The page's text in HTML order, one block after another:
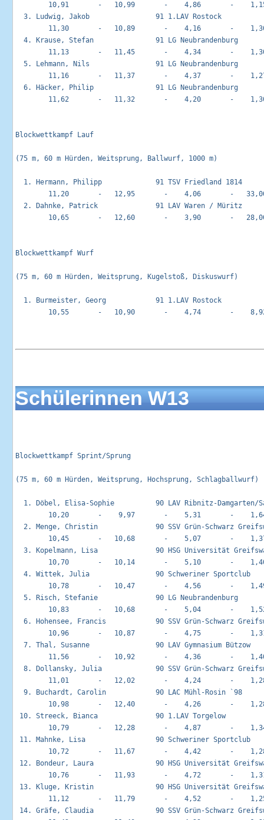
10,91       -   10,99       -    4,86       -
3. Ludwig, Jakob                91 1.LAV Rostock
11,30       -   10,89       -    4,16       -
4. Krause, Stefan               91 LG Neubrandenburg
11,13       -   11,45       -    4,34       -
5. Lehmann, Nils                91 LG Neubrandenburg
11,16       -   11,37       -    4,37       -
6. Häcker, Philip               91 LG Neubrandenburg
11,62       -   11,32       -    4,20       -
Blockwettkampf Lauf
(75 m, 60 m Hürden, Weitsprung, Ballwurf, 1000 m)
1. Hermann, Philipp             91 TSV Friedland 1814
11,20       -   12,95       -    4,06       -
2. Dahnke, Patrick              91 LAV Waren / Müritz
10,65       -   12,60       -    3,90       -
Blockwettkampf Wurf
(75 m, 60 m Hürden, Weitsprung, Kugelstoß, Diskuswurf)
1. Burmeister, Georg            91 1.LAV Rostock
10,55       -   10,90       -    4,74       -
Schülerinnen W13
Blockwettkampf Sprint/Sprung
(75 m, 60 m Hürden, Weitsprung, Hochsprung, Schlagballwurf)
1. Döbel, Elisa-Sophie          90 LAV Ribnitz-Damgarten/
10,20       -    9,97       -    5,31       -
2. Menge, Christin              90 SSV Grün-Schwarz
10,45       -   10,68       -    5,07       -
3. Kopelmann, Lisa              90 HSG Universität
10,70       -   10,14       -    5,10       -
4. Wittek, Julia                90 Schweriner Sportclub
10,78       -   10,47       -    4,56       -
5. Risch, Stefanie              90 LG Neubrandenburg
10,83       -   10,68       -    5,04       -
6. Hohensee, Francis            90 SSV Grün-Schwarz
10,96       -   10,87       -    4,75       -
7. Thal, Susanne                90 LAV Gymnasium Bützow
11,56       -   10,92       -    4,36       -
8. Dollansky, Julia             90 SSV Grün-Schwarz
11,01       -   12,02       -    4,24       -
9. Buchardt, Carolin            90 LAC Mühl-Rosin `98
10,98       -   12,40       -    4,26       -
10. Streeck, Bianca              90 1.LAV Torgelow
10,79       -   12,28       -    4,87       -
11. Mahnke, Lisa                 90 Schweriner Sportclub
10,72       -   11,67       -    4,42       -
12. Bondeur, Laura               90 HSG Universität
10,76       -   11,93       -    4,72       -
13. Kluge, Kristin               90 HSG Universität
11,12       -   11,79       -    4,52       -
14. Gräfe, Claudia               90 SSV Grün-Schwarz